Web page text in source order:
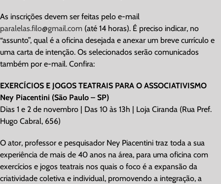
As inscrições devem ser feitas pelo e-mail
paralelas.filo@gmail.com (até 14 horas). É preciso indicar, no
“assunto”, qual é a oficina desejada e anexar um breve currículo e
uma carta de intenção. Os selecionados serão comunicados
também por e-mail. Confira:
EXERCÍCIOS E JOGOS TEATRAIS PARA O ASSOCIATIVISMO
Ney Piacentini (São Paulo – SP)
Dias 1 e 2 de novembro | Das 10 às 13h | Loja Ciranda (Rua Pref.
Hugo Cabral, 656)
O ator, professor e pesquisador Ney Piacentini traz toda a sua
experiência de mais de 40 anos na área, para uma oficina com
exercícios e jogos teatrais nos quais o foco é a expansão da
criatividade coletiva e individual, promovendo a integração, a